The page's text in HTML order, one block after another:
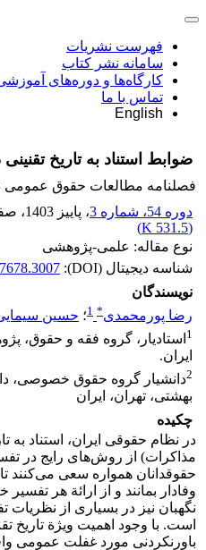
فهرست نشریات
سامانه نشر کتاب
کارگاه‌ها و دوره‌های
تماس با ما
English
ضوابط استناد به تاریخ
فصلنامه مطالعات حقوق عمومی
دوره 54، شماره 3
، پاییز 1403 ،
(
531.5 K
)
نوع مقاله: علمی-پژوهشی
شناسه دیجیتال (DOI):
نویسندگان
رضا پورمحمدی*
1؛ حسین
1 استادیار، گروه فقه و حقوق،
ایران.
2دانشیار گروه حقوق خصوصی،
بهشتی، تهران، ایران
چکیده
در نظام حقوقی ایران، استناد به
مذاکرات) از روش‌های رایج در
حقوقدانان همواره سعی می‌کنند تا
وفادار بمانند و از ارائة هر
نگهبان نیز در بسیاری از نظریات
است. با وجود اهمیت ویژة تاریخ
باورنکردنی مورد غفلت عمومی